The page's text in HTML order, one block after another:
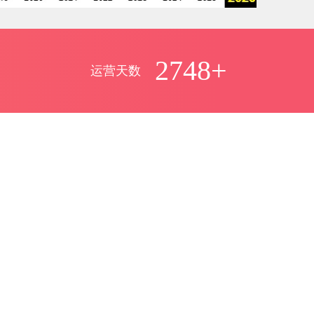
运营天数 2748+